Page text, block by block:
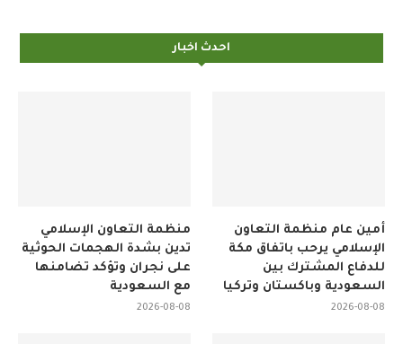
احدث اخبار
منظمة التعاون الإسلامي
تدين بشدة الهجمات الحوثية
على نجران وتؤكد تضامنها
مع السعودية
2026-08-08
أمين عام منظمة التعاون
الإسلامي يرحب باتفاق مكة
للدفاع المشترك بين
السعودية وباكستان وتركيا
2026-08-08